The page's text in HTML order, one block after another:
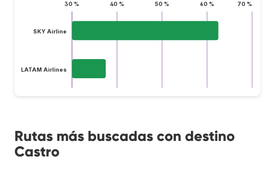
30 % 40 % 50 % 60 % 70 %
SKY Airline
LATAM Airlines
Rutas más buscadas con destino
Castro